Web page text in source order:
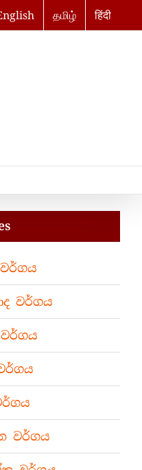
தமிழ் हिंदी
වර්ගය
වර්ගය